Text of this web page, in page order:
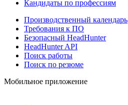
Кандидаты по профессиям
Производственный календарь
Требования к ПО
Безопасный HeadHunter
HeadHunter API
Поиск работы
Поиск по резюме
Мобильное приложение